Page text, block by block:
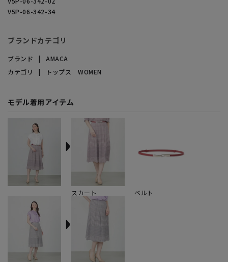
V5P-06-342-34
ブランドカテゴリ
ブランド
AMACA
カテゴリ
トップス WOMEN
モデル着用アイテム
スカート ベルト